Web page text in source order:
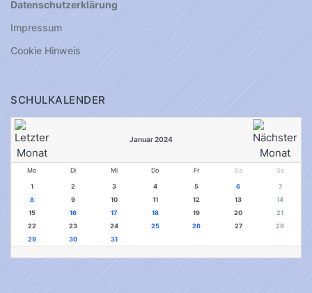
Datenschutzerklärung
Impressum
Cookie Hinweis
SCHULKALENDER
Januar 2024
Mo Di Mi Do Fr Sa So
1 2 3 4 5 6
7
8
9 10 11 12 13
14
15
16 17 18 19 20
21
22
23 24 25 26 27
28
29
30 31